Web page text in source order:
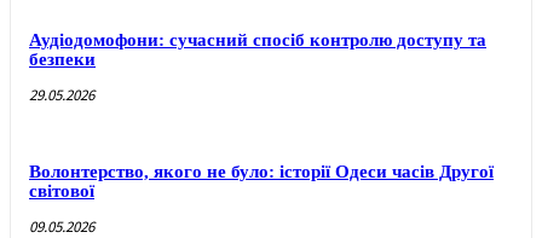
Аудіодомофони: сучасний спосіб контролю доступу та
безпеки
29.05.2026
Волонтерство, якого не було: історії Одеси часів Другої
світової
09.05.2026